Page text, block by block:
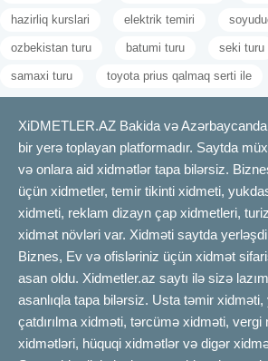
hazirliq kurslari elektrik temiri
ozbekistan turu batumi turu seki turu
samaxi turu toyota prius qalmaq serti ile
XiDMETLER.AZ Bakida və
bir yerə toplayan platformadır. Saytda
və onlara aid xidmətlər tapa bilərsiz.
üçün xidmetler, temir tikinti xidmeti,
xidmeti, reklam dizayn çap xidmetleri,
xidmət növləri var. Xidməti saytda
Biznes, Ev və ofisləriniz üçün xidmət
asan oldu. Xidmetler.az saytı ilə sizə
asanlıqla tapa bilərsiz. Usta təmir
çatdırılma xidməti, tərcümə xidməti, vergi
xidmətləri, hüquqi xidmətlər və digər